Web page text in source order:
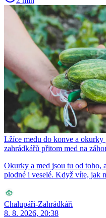
Lžíce medu do konve a
zahrádkářů přitom med na
Okurky a med jsou tu od toho,
plodné i veselé. Když víte, jak
Chalupáři-Zahrádkáři
8. 8. 2026, 20:38